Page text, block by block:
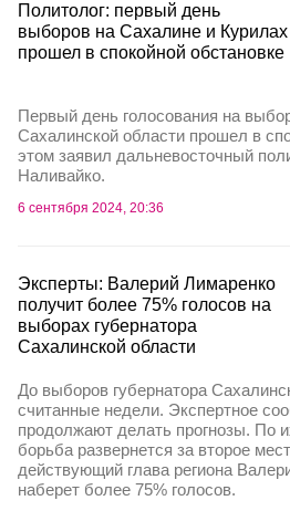
Политолог: первый день
выборов на Сахалине и Курилах
прошел в спокойной обстановке
Первый день голосования на
Сахалинской области прошел в
этом заявил дальневосточный
Наливайко.
6 сентября 2024, 20:36
Эксперты: Валерий Лимаренко
получит более 75% голосов на
выборах губернатора
Сахалинской области
До выборов губернатора
считанные недели. Экспертное
продолжают делать прогнозы. По
борьба развернется за второе
действующий глава региона
наберет более 75% голосов.